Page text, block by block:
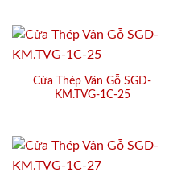
Cửa Thép Vân Gỗ SGD-
KM.TVG-1C-25